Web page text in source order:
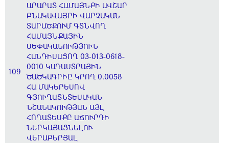
109
ԱՐԱՐԱՏ ՀԱՄԱՅՆՔԻ ԱՎՇԱՐ
ԲՆԱԿԱՎԱՅՐԻ ՎԱՐՉԱԿԱՆ
ՏԱՐԱԾՔՈՒՄ ԳՏՆՎՈՂ
ՀԱՄԱՅՆՔԱՅԻՆ
ՍԵՓԱԿԱՆՈՒԹՅՈՒՆ
ՀԱՆԴԻՍԱՑՈՂ 03-013-0618-
0010 ԿԱԴԱՍՏՐԱՅԻՆ
ԾԱԾԿԱԳՐԻԸ ԿՐՈՂ 0.0058
ՀԱ ՄԱԿԵՐԵՍՈՎ
ԳՅՈՒՂԱՏՆՏԵՍԱԿԱՆ
ՆՇԱՆԱԿՈՒԹՅԱՆ ԱՅԼ
ՀՈՂԱՏԵՍՔԸ ԱՃՈՒՐԴԻ
ՆԵՐԿԱՅԱՑՆԵԼՈՒ
ՎԵՐԱԲԵՐՅԱԼ